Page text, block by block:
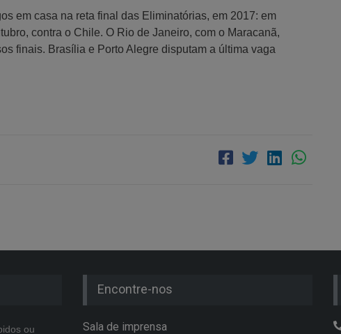
em casa na reta final das Eliminatórias, em 2017: em
contra o Chile. O Rio de Janeiro, com o Maracanã,
finais. Brasília e Porto Alegre disputam a última vaga
ou
Encontre-nos
Sala de imprensa